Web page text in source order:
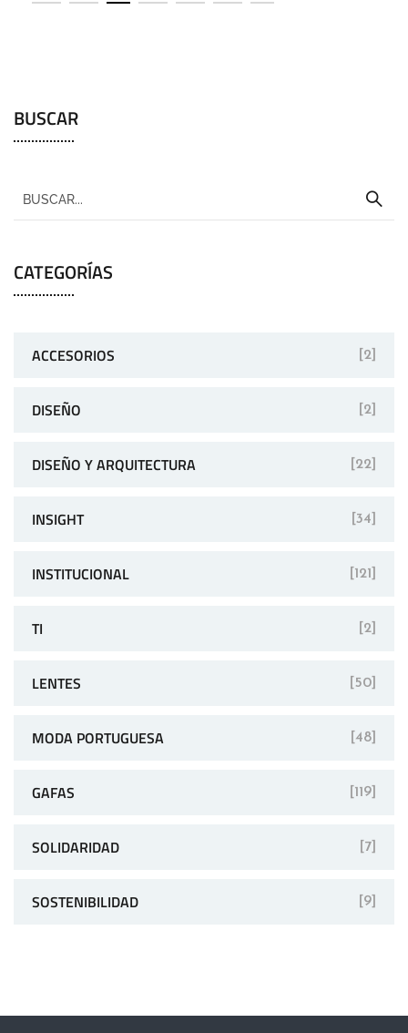
BUSCAR
CATEGORÍAS
ACCESORIOS [2]
DISEÑO [2]
DISEÑO Y ARQUITECTURA [22]
INSIGHT [34]
INSTITUCIONAL [121]
TI [2]
LENTES [50]
MODA PORTUGUESA [48]
GAFAS [119]
SOLIDARIDAD [7]
SOSTENIBILIDAD [9]